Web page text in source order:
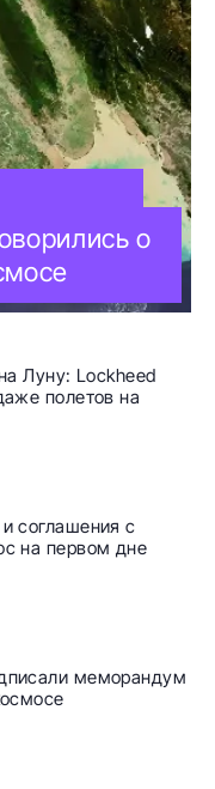
о
Луну: Lockheed
полетов на
соглашения с
на первом дне
меморандум